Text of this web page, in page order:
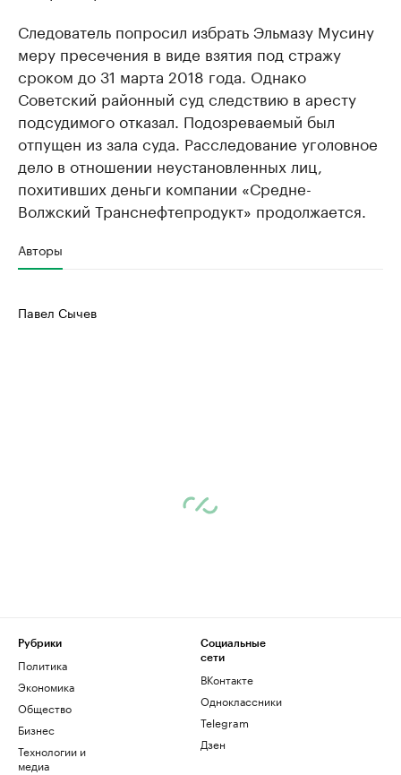
Следователь попросил избрать Эльмазу Мусину
меру пресечения в виде взятия под стражу
сроком до 31 марта 2018 года. Однако
Советский районный суд следствию в аресту
подсудимого отказал. Подозреваемый был
отпущен из зала суда. Расследование уголовное
дело в отношении неустановленных лиц,
похитивших деньги компании «Средне-
Волжский Транснефтепродукт» продолжается.
Авторы
Павел Сычев
Рубрики
Политика
Экономика
Общество
Бизнес
Технологии и
медиа
Социальные
сети
ВКонтакте
Одноклассники
Telegram
Дзен